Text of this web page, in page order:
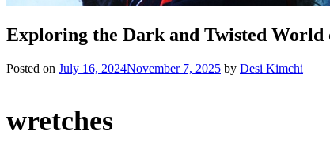
Exploring the Dark and Twisted World
Posted on July 16, 2024November 7, 2025 by Desi Kimchi
wretches